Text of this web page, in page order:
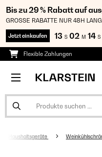
Bis zu 29 % Rabatt auf
GROSSE RABATTE NUR 48H
Jetzt einkaufen 13 S 02 M 13 S
Flexible Zahlungen
Haushaltsgeräte